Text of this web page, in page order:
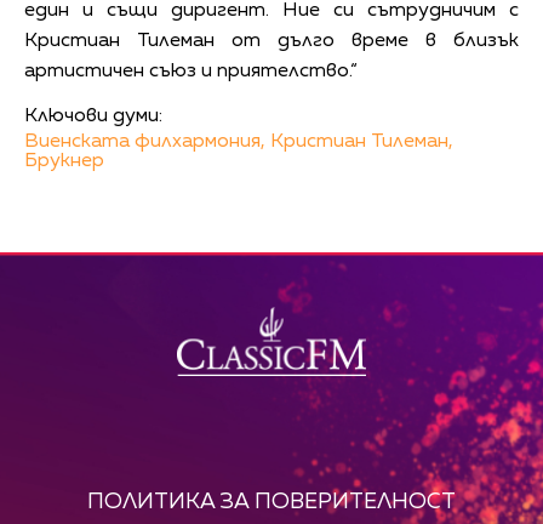
един и същи диригент. Ние си сътрудничим с
Кристиан Тилеман от дълго време в близък
артистичен съюз и приятелство.“
Ключови думи:
Виенската филхармония, Кристиан Тилеман,
Брукнер
ПОЛИТИКА ЗА ПОВЕРИТЕЛНОСТ